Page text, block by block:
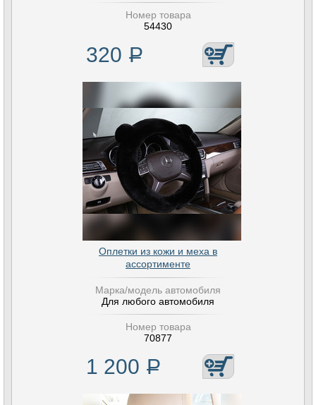
Номер товара
54430
320 Р
Оплетки из кожи и меха в
ассортименте
Марка/модель автомобиля
Для любого автомобиля
Номер товара
70877
1 200 Р